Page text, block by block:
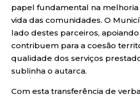
papel fundamental na melhoria
vida das comunidades. O
lado destes parceiros,
contribuem para a coesão
qualidade dos serviços
sublinha o autarca.
Com esta transferência de